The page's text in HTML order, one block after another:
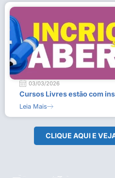
03/03/2026
Cursos Livres estão com
Leia Mais
CLIQUE AQUI E